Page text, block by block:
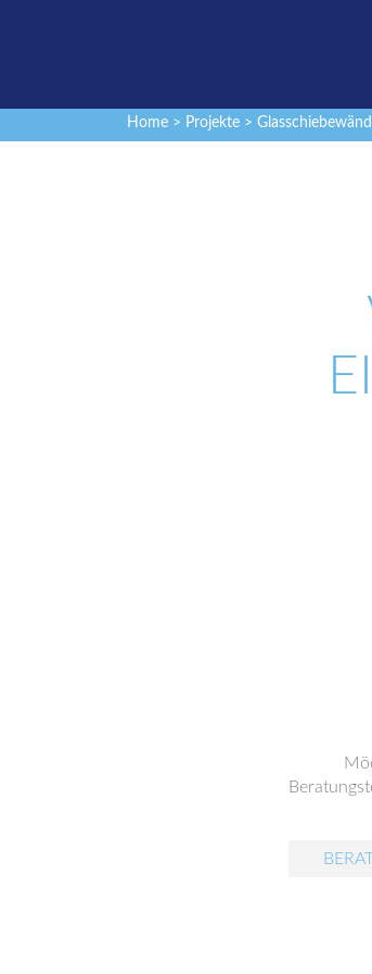
Home > Projekte >